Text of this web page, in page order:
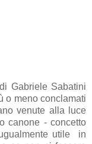
di Gabriele Sabatini
o meno conclamati
venute alla luce
canone - concetto
utile in